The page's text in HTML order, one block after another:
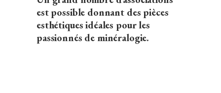
est possible donnant des pièces
esthétiques idéales pour les
passionnés de minéralogie.